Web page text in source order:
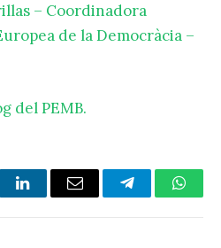
– Coordinadora
de la Democràcia –
del PEMB.
LinkedInEmail Telegram